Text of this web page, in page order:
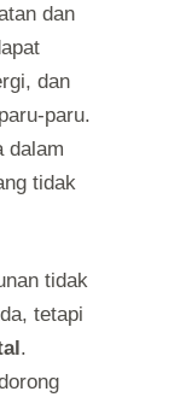
dan
dan
paru.
dalam
tidak
tidak
tetapi
.